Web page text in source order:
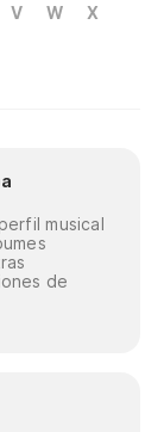
V W
X
musical
de